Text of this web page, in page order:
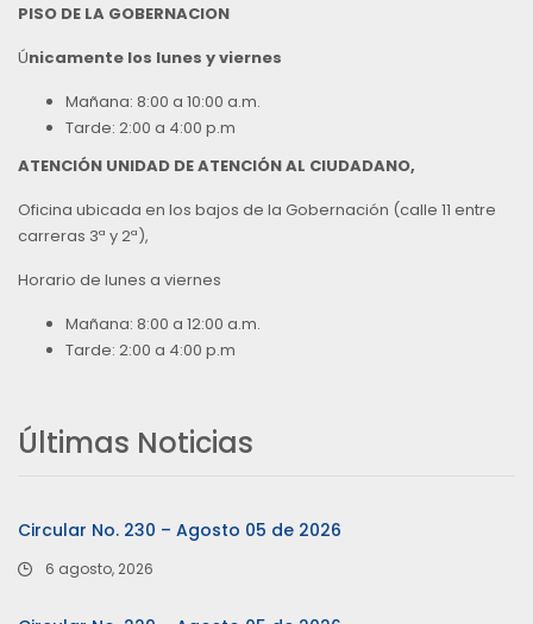
PISO DE LA GOBERNACION
Únicamente los lunes y viernes
Mañana: 8:00 a 10:00 a.m.
Tarde: 2:00 a 4:00 p.m
ATENCIÓN UNIDAD DE ATENCIÓN AL CIUDADANO,
Oficina ubicada en los bajos de la Gobernación (calle 11 entre
carreras 3ª y 2ª),
Horario de lunes a viernes
Mañana: 8:00 a 12:00 a.m.
Tarde: 2:00 a 4:00 p.m
Últimas Noticias
Circular No. 230 – Agosto 05 de 2026
6 agosto, 2026